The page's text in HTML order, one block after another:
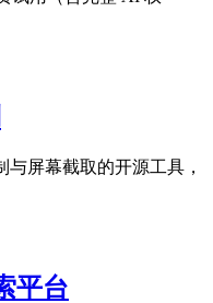
与屏幕截取的开源工具，
平台